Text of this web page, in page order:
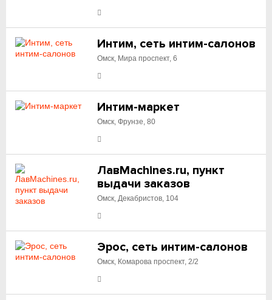
Интим, сеть интим-салонов
Омск, Мира проспект, 6
Интим-маркет
Омск, Фрунзе, 80
ЛавMachines.ru, пункт
выдачи заказов
Омск, Декабристов, 104
Эрос, сеть интим-салонов
Омск, Комарова проспект, 2/2